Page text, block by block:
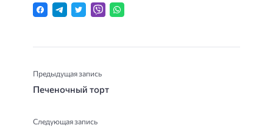
Предыдущая запись
Печеночный торт
Следующая запись